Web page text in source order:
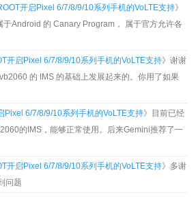
开启Pixel 6/7/8/9/10系列手机的VoLTE支持》
于Android 的 Canary Program， 属于官方允许各
开启Pixel 6/7/8/9/10系列手机的VoLTE支持》谢谢
的 IMS 的基础上发展起来的。你用了如果
Pixel 6/7/8/9/10系列手机的VoLTE支持》目前已经
的IMS，能够正常使用。后来Gemini推荐了一
开启Pixel 6/7/8/9/10系列手机的VoLTE支持》多谢
问题